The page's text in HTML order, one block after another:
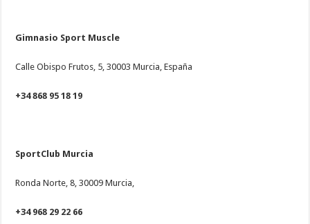
Gimnasio Sport Muscle
Calle Obispo Frutos, 5, 30003 Murcia, España
+34 868 95 18 19
SportClub Murcia
Ronda Norte, 8, 30009 Murcia,
+34 968 29 22 66